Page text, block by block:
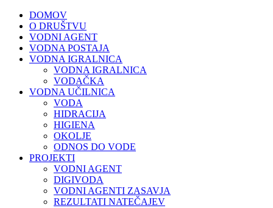
DOMOV
O DRUŠTVU
VODNI AGENT
VODNA POSTAJA
VODNA IGRALNICA
VODNA IGRALNICA
VODAČKA
VODNA UČILNICA
VODA
HIDRACIJA
HIGIENA
OKOLJE
ODNOS DO VODE
PROJEKTI
VODNI AGENT
DIGIVODA
VODNI AGENTI ZASAVJA
REZULTATI NATEČAJEV